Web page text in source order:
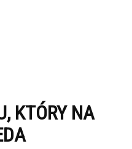
KTÓRY NA